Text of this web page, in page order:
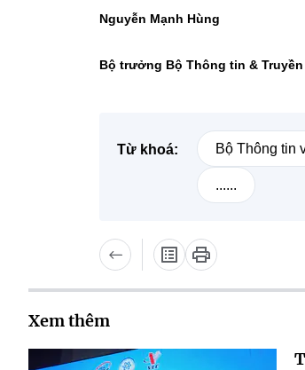
Nguyễn Mạnh Hùng
Bộ trưởng Bộ Thông tin &
Từ khoá: Bộ Thông tin
......
Xem thêm